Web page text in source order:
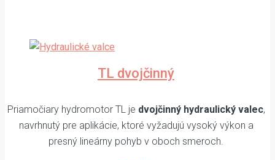
TL dvojčinný
Priamočiary hydromotor TL je dvojčinný hydraulický valec,
navrhnutý pre aplikácie, ktoré vyžadujú vysoký výkon a
presný lineárny pohyb v oboch smeroch.